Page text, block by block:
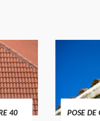
40 POSE DE